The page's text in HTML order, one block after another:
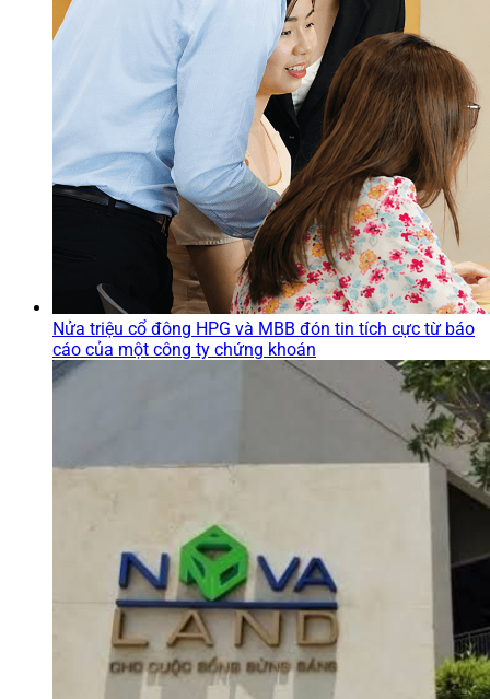
Nửa triệu cổ đông HPG và MBB đón tin tích cực từ báo
cáo của một công ty chứng khoán